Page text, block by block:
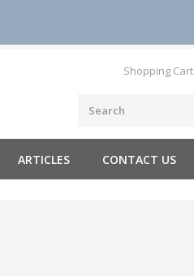
Shopping Cart
ARTICLES CONTACT US